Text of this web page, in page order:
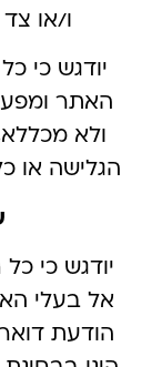
ו/או
האתר
ולא
הגלישה או
יודגש כי
אל בעלי
הודעת